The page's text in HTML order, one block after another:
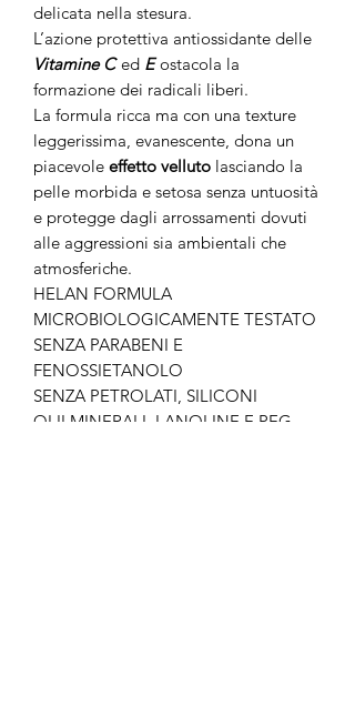
delicata nella stesura.
L’azione protettiva antiossidante delle
Vitamine Ced Eostacola la
formazione dei radicali liberi.
La formula ricca ma con una texture
leggerissima, evanescente, dona un
piacevole effetto velluto lasciando la
pelle morbida e setosa senza untuosità
e protegge dagli arrossamenti dovuti
alle aggressioni sia ambientali che
atmosferiche.
HELAN FORMULA
MICROBIOLOGICAMENTE TESTATO
SENZA PARABENI E
FENOSSIETANOLO
SENZA PETROLATI, SILICONI
OLII MINERALI, LANOLINE E PEG